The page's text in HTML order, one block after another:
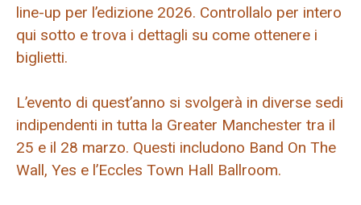
line-up per l’edizione 2026. Controllalo per intero
qui sotto e trova i dettagli su come ottenere i
biglietti.
L’evento di quest’anno si svolgerà in diverse sedi
indipendenti in tutta la Greater Manchester tra il
25 e il 28 marzo. Questi includono Band On The
Wall, Yes e l’Eccles Town Hall Ballroom.